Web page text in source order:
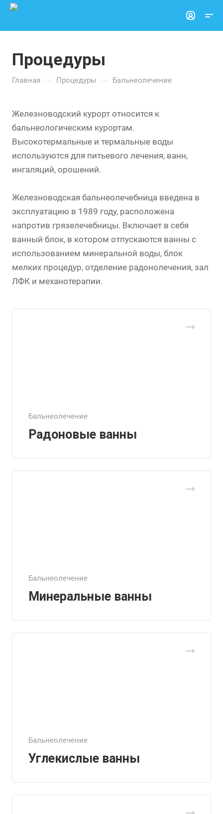
Процедуры
Главная — Процедуры — Бальнеолечение
Железноводский курорт относится к
бальнеологическим курортам.
Высокотермальные и термальные воды
используются для питьевого лечения, ванн,
ингаляций, орошений.
Железноводская бальнеолечебница введена в
эксплуатацию в 1989 году, расположена
напротив грязелечебницы. Включает в себя
ванный блок, в котором отпускаются ванны с
использованием минеральной воды, блок
мелких процедур, отделение радонолечения, зал
ЛФК и механотерапии.
Бальнеолечение
Радоновые ванны
Бальнеолечение
Минеральные ванны
Бальнеолечение
Углекислые ванны